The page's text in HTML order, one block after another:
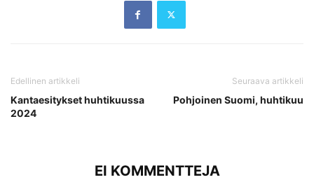
Edellinen artikkeli
Kantaesitykset huhtikuussa
2024
Seuraava artikkeli
Pohjoinen Suomi, huhtikuu
EI KOMMENTTEJA